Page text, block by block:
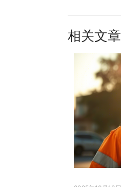
相关文章